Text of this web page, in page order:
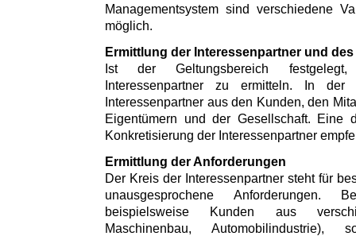
Managementsystem sind verschiedene
möglich.
Ermittlung der Interessenpartner und
Ist der Geltungsbereich
Interessenpartner zu ermitteln. In
Interessenpartner aus den Kunden, den
Eigentümern und der Gesellschaft. Eine
Konkretisierung der Interessenpartner
Ermittlung der Anforderungen
Der Kreis der Interessenpartner steht für
unausgesprochene Anforderungen.
beispielsweise Kunden aus
Maschinenbau,